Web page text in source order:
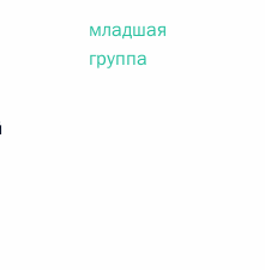
младшая
группа